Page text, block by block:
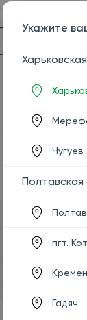
Укажите
Чугуев
Полтавская
пгт.
Гадяч